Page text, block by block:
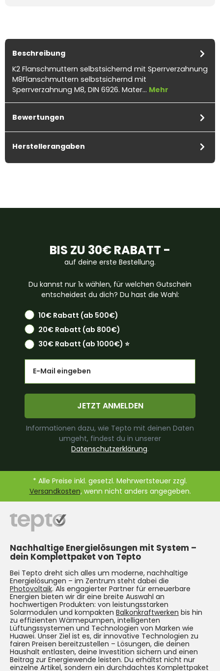
Beschreibung
K2 Flanschmuttern selbstsichernd mit Sperrverzahnung
M8Flanschmuttern selbstsichernd mit
Sperrverzahnung M8, DIN 6926. Mater… Mehr
Bewertungen
Herstellerangaben
BIS ZU 30€ RABATT -
auf deine erste Bestellung.
Du kannst nur 1x wählen, für welchen Gutschein
entscheidest du dich? Du hast die Wahl:
10€ Rabatt (ab 500€)
20€ Rabatt (ab 800€)
30€ Rabatt (ab 1000€) ⭐️
JETZT ANMELDEN
Informationen dazu, wie Tepto mit deinen Daten
umgeht, findest du in unserer
Datenschutzerklärung.
* Alle Preise inkl. gesetzl. Mehrwertsteuer zzgl.
Versandkosten, wenn nicht anders angegeben.
Nachhaltige Energielösungen mit System –
dein Komplettpaket von Tepto
Bei Tepto dreht sich alles um moderne, nachhaltige
Energielösungen – im Zentrum steht dabei die
Photovoltaik. Als engagierter Partner für erneuerbare
Energien bieten wir dir eine breite Auswahl an
hochwertigen Produkten: von leistungsstarken
Solarmodulen und kompakten Balkonkraftwerken bis hin
zu effizienten Wärmepumpen, intelligenten
Lüftungssystemen und Technologien von Marken wie
Huawei. Unser Ziel ist es, dir innovative Technologien zu
fairen Preisen bereitzustellen – Lösungen, die deinen
Haushalt entlasten, deine Investition sichern und einen
Beitrag zur Energiewende leisten. Du erhältst nicht nur
einzelne Artikel, sondern ein durchdachtes Komplettpaket